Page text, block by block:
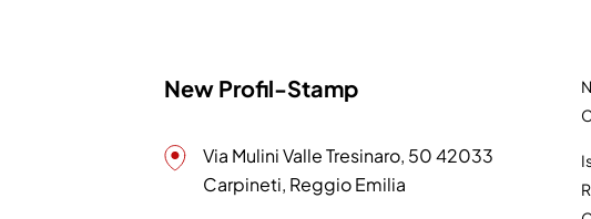
New Profil-Stamp
Via Mulini Valle Tresinaro, 50 42033
Carpineti, Reggio Emilia